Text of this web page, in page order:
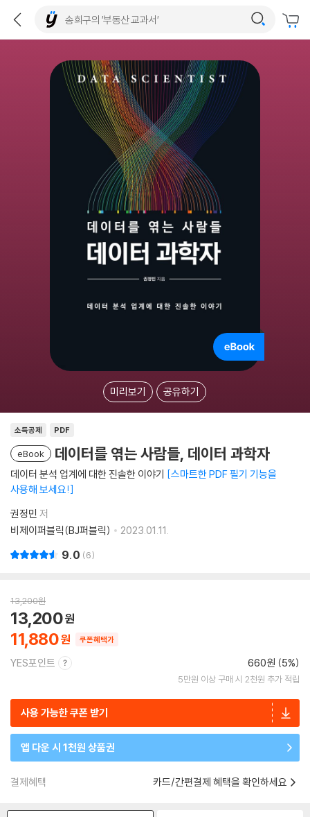
미리보기 공유하기
소득공제 PDF
eBook 데이터를 엮는 사람들, 데이터 과학자
데이터 분석 업계에 대한 진솔한 이야기 스마트한 PDF 필기 기능을
사용해 보세요!
권정민 저
비제이퍼블릭(BJ퍼블릭)
2023.01.11.
9.0 6
13,200원
11,880
13,200
쿠폰혜택가
YES포인트 660원 (5%)
5만원 이상 구매 시 2천원 추가 적립
사용 가능한 쿠폰 받기
앱 다운 시 1천원 상품권
결제혜택 카드/간편결제 혜택을 확인하세요